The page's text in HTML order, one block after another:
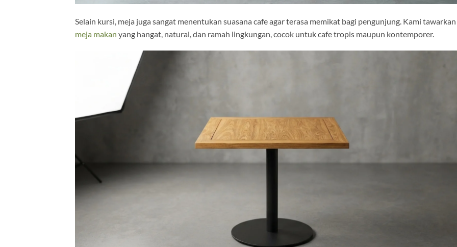
Selain kursi, meja juga sangat menentukan suasana cafe agar terasa memikat bagi pengunjung. Kami tawarkan
meja makan yang hangat, natural, dan ramah lingkungan, cocok untuk cafe tropis maupun kontemporer.